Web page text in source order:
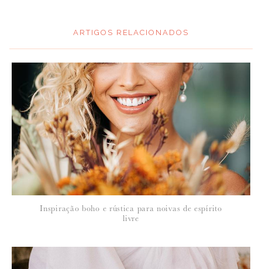
NOME*:
ARTIGOS RELACIONADOS
Inspiração boho e rústica para noivas de espírito
livre